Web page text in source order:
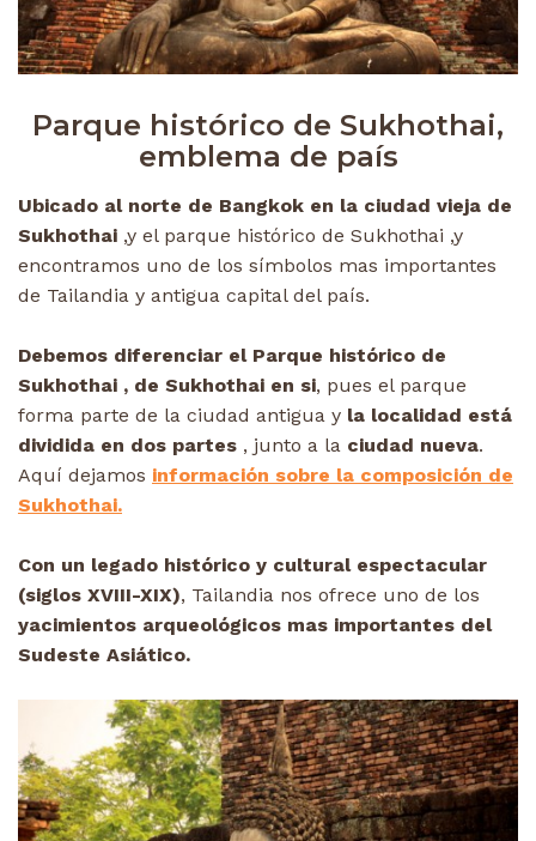
Parque histórico de Sukhothai,
emblema de país
Ubicado al norte de Bangkok en la ciudad vieja de
Sukhothai ,y el parque histórico de Sukhothai ,y
encontramos uno de los símbolos mas importantes
de Tailandia y antigua capital del país.
Debemos diferenciar el Parque histórico de
Sukhothai , de Sukhothai en si, pues el parque
forma parte de la ciudad antigua y la localidad está
dividida en dos partes , junto a la ciudad nueva.
Aquí dejamos información sobre la composición de
Sukhothai.
Con un legado histórico y cultural espectacular
(siglos XVIII-XIX), Tailandia nos ofrece uno de los
yacimientos arqueológicos mas importantes del
Sudeste Asiático.